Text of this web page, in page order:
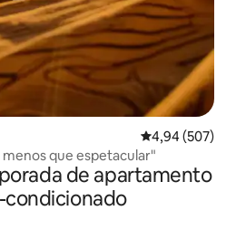
4,94 de uma
4,94 (507)
"Nada menos que espetacular"
de apartamento
condicionado